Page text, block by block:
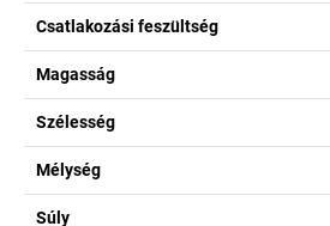
Csatlakozási feszültség
Magasság
Szélesség
Mélység
Súly